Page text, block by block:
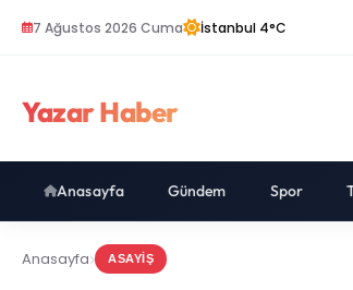
7 Ağustos 2026 Cuma İstanbul 4°C
Yazar Haber
Anasayfa Gündem Spor
Anasayfa ASAYIŞ